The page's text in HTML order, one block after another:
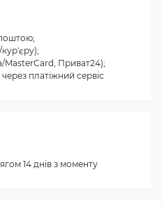
MasterCard, Приват24);
платіжний сервіс
14 днів з моменту